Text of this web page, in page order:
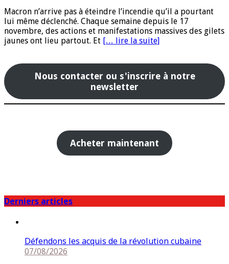
Macron n’arrive pas à éteindre l’incendie qu’il a pourtant
lui même déclenché. Chaque semaine depuis le 17
novembre, des actions et manifestations massives des gilets
jaunes ont lieu partout. Et [… lire la suite]
Nous contacter ou s'inscrire à notre
newsletter
Acheter maintenant
Derniers articles
Défendons les acquis de la révolution cubaine
07/08/2026